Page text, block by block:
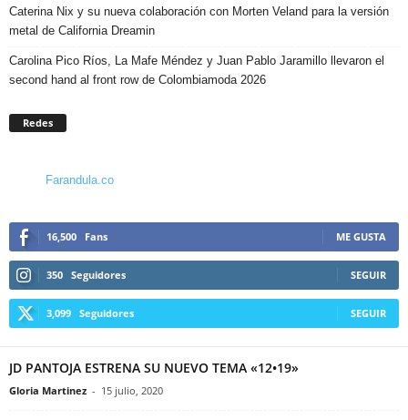
Caterina Nix y su nueva colaboración con Morten Veland para la versión
metal de California Dreamin
Carolina Pico Ríos, La Mafe Méndez y Juan Pablo Jaramillo llevaron el
second hand al front row de Colombiamoda 2026
Redes
Farandula.co
16,500 Fans ME GUSTA
350 Seguidores SEGUIR
3,099 Seguidores SEGUIR
JD PANTOJA ESTRENA SU NUEVO TEMA «12•19»
Gloria Martinez - 15 julio, 2020